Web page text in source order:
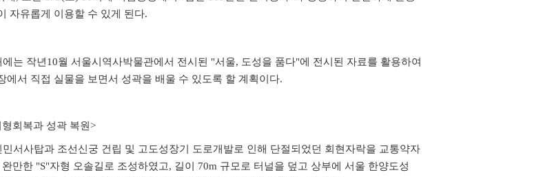
자유롭게 이용할 수 있게 된다.
는 작년10월 서울시역사박물관에서 전시된 "서울, 도성을 품다"에 전시된 자료를 활용하여
에서 직접 실물을 보면서 성곽을 배울 수 있도록 할 계획이다.
회복과 성곽 복원>
서사탑과 조선신궁 건립 및 고도성장기 도로개발로 인해 단절되었던 회현자락을 교통약자
완만한 "S"자형 오솔길로 조성하였고, 길이 70m 규모로 터널을 덮고 상부에 서울 한양도성